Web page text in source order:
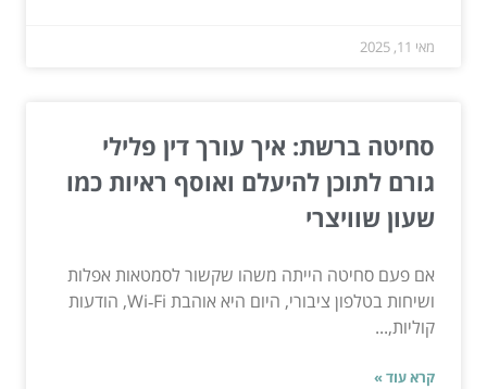
מאי 11, 2025
סחיטה ברשת: איך עורך דין פלילי
גורם לתוכן להיעלם ואוסף ראיות כמו
שעון שוויצרי
אם פעם סחיטה הייתה משהו שקשור לסמטאות אפלות
ושיחות בטלפון ציבורי, היום היא אוהבת Wi‑Fi, הודעות
קוליות,...
קרא עוד »